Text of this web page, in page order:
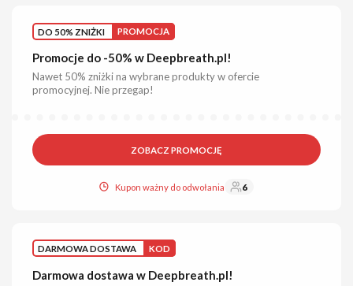
DO 50% ZNIŻKI PROMOCJA
Promocje do -50% w Deepbreath.pl!
Nawet 50% zniżki na wybrane produkty w ofercie
promocyjnej. Nie przegap!
ZOBACZ PROMOCJĘ
Kupon ważny do odwołania 6
DARMOWA DOSTAWA KOD
Darmowa dostawa w Deepbreath.pl!